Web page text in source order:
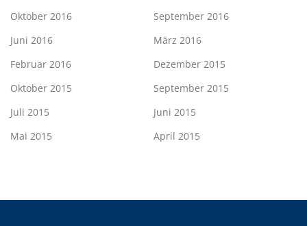
Oktober 2016
September 2016
Juni 2016
März 2016
Februar 2016
Dezember 2015
Oktober 2015
September 2015
Juli 2015
Juni 2015
Mai 2015
April 2015